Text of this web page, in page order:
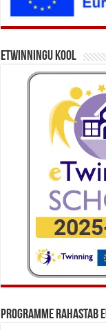
eTwinningu kool
Programme rahastab